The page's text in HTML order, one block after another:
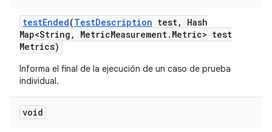
testEnded(TestDescription test,
Hash
Map<String , MetricMeasurement. Metric> test
Metrics)
Informa el final de la ejecución de un caso de prueba
individual.
void